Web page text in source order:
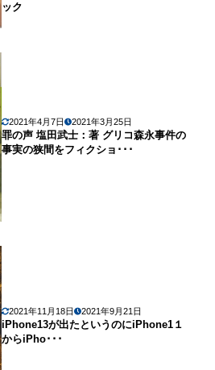
ック
2021年4月7日 2021年3月25日
罪の声 塩田武士：著 グリコ森永事件の
事実の狭間をフィクショ･･･
2021年11月18日 2021年9月21日
iPhone13が出たというのにiPhone1１
からiPho･･･